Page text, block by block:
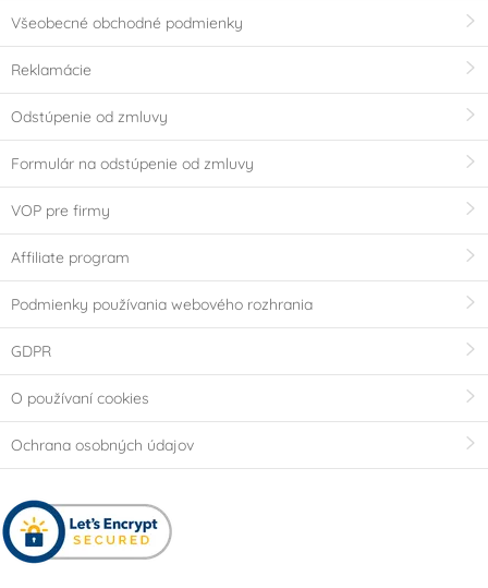
Všeobecné obchodné podmienky
Reklamácie
Odstúpenie od zmluvy
Formulár na odstúpenie od zmluvy
VOP pre firmy
Affiliate program
Podmienky používania webového rozhrania
GDPR
O používaní cookies
Ochrana osobných údajov